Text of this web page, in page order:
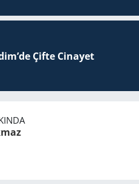
Çifte Ci­na­yet